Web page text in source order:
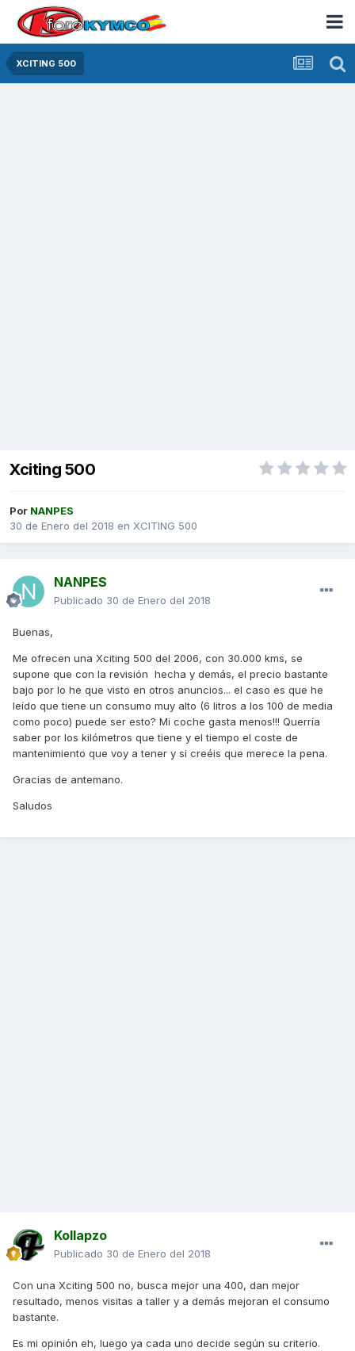
XCITING 500
Xciting 500
Por NANPES
30 de Enero del 2018 en XCITING 500
NANPES
Publicado 30 de Enero del 2018
Buenas,
Me ofrecen una Xciting 500 del 2006, con 30.000 kms, se
supone que con la revisión hecha y demás, el precio bastante
bajo por lo he que visto en otros anuncios... el caso es que he
leído que tiene un consumo muy alto (6 litros a los 100 de media
como poco) puede ser esto? Mi coche gasta menos!!! Querría
saber por los kilómetros que tiene y el tiempo el coste de
mantenimiento que voy a tener y si creéis que merece la pena.
Gracias de antemano.
Saludos
Kollapzo
Publicado 30 de Enero del 2018
Con una Xciting 500 no, busca mejor una 400, dan mejor
resultado, menos visitas a taller y a demás mejoran el consumo
bastante.
Es mi opinión eh, luego ya cada uno decide según su criterio.